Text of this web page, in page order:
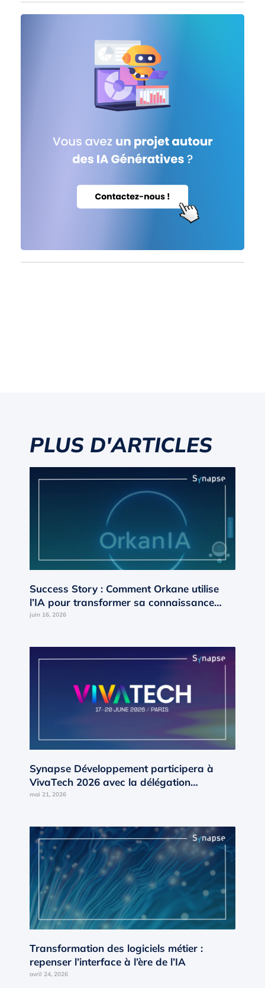
PLUS D'ARTICLES
Success Story : Comment Orkane utilise
l’IA pour transformer sa connaissance
interne en moteur de croissance ?
juin 16, 2026
Synapse Développement participera à
VivaTech 2026 avec la délégation
Occitanie d’AD’OCC
mai 21, 2026
Transformation des logiciels métier :
repenser l’interface à l’ère de l’IA
avril 24, 2026